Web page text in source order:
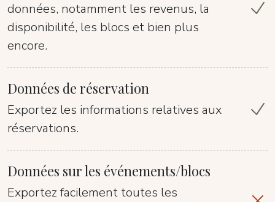
données, notamment les revenus, la
disponibilité, les blocs et bien plus
encore.
Données de réservation
Exportez les informations relatives aux
réservations.
Données sur les événements/blocs
Exportez facilement toutes les